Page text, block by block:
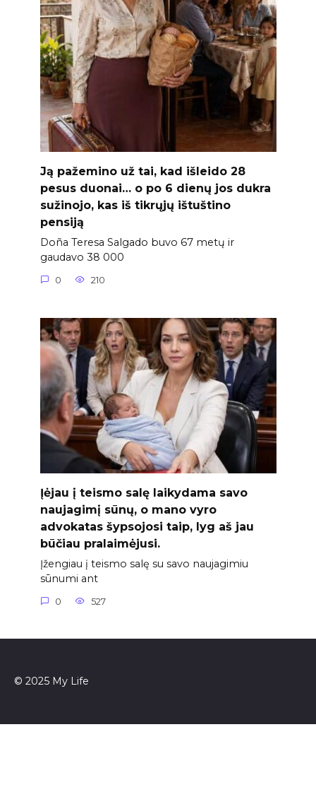
Ją pažemino už tai, kad išleido 28
pesus duonai… o po 6 dienų jos dukra
sužinojo, kas iš tikrųjų ištuštino
pensiją
Doña Teresa Salgado buvo 67 metų ir
gaudavo 38 000
0 210
Įėjau į teismo salę laikydama savo
naujagimį sūnų, o mano vyro
advokatas šypsojosi taip, lyg aš jau
būčiau pralaimėjusi.
Įžengiau į teismo salę su savo naujagimiu
sūnumi ant
0 527
© 2025 My Life